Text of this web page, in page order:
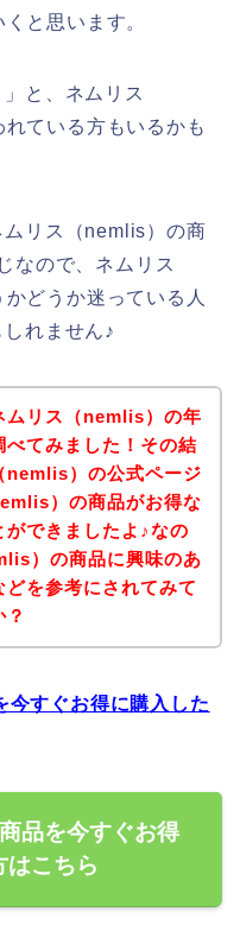
と思います。
と、ネムリス
ている方もいるかも
リス（nemlis）の商
なので、ネムリス
どうか迷っている人
れません♪
ムリス（nemlis）の年
てみました！その結
nemlis）の公式ページ
）の商品がお得な
できましたよ♪なの
）の商品に興味のあ
を参考にされてみて
すぐお得に購入した
品を今すぐお得
はこちら